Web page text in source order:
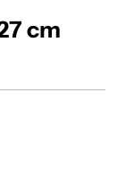
cm